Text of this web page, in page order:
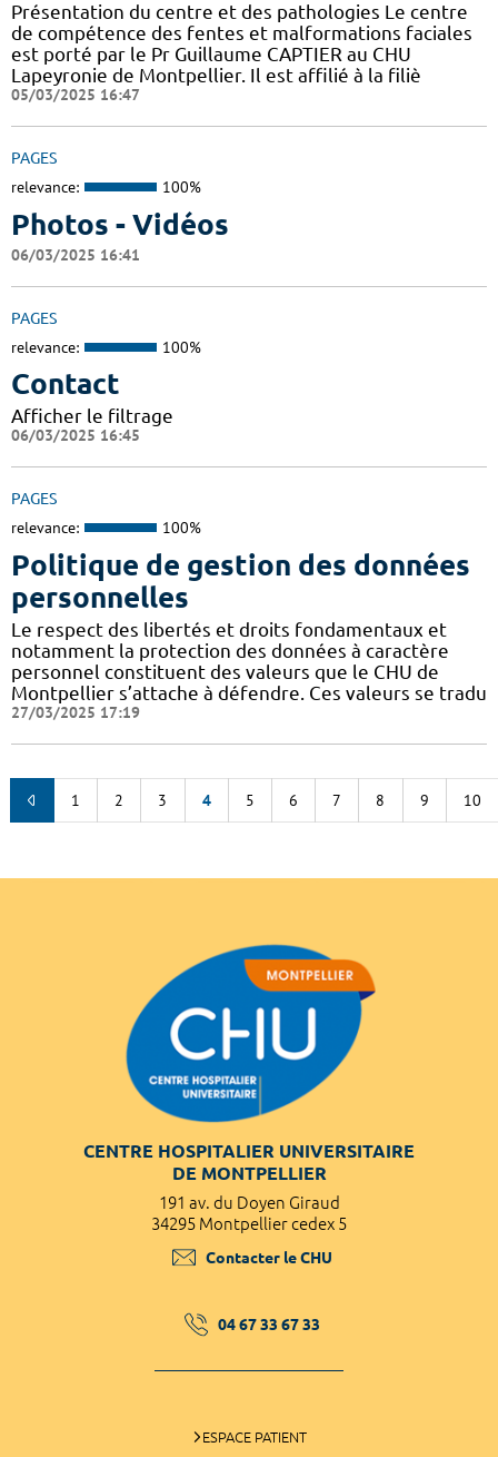
Présentation du centre et des pathologies Le centre
de compétence des fentes et malformations faciales
est porté par le Pr Guillaume CAPTIER au CHU
Lapeyronie de Montpellier. Il est affilié à la filiè
05/03/2025 16:47
PAGES
relevance: 100%
Photos - Vidéos
06/03/2025 16:41
PAGES
relevance: 100%
Contact
Afficher le filtrage
06/03/2025 16:45
PAGES
relevance: 100%
Politique de gestion des données
personnelles
Le respect des libertés et droits fondamentaux et
notamment la protection des données à caractère
personnel constituent des valeurs que le CHU de
Montpellier s’attache à défendre. Ces valeurs se tradu
27/03/2025 17:19
1 2 3 4 5 6 7 8 9 10
CENTRE HOSPITALIER UNIVERSITAIRE
DE MONTPELLIER
191 av. du Doyen Giraud
34295 Montpellier cedex 5
Contacter le CHU
04 67 33 67 33
ESPACE PATIENT